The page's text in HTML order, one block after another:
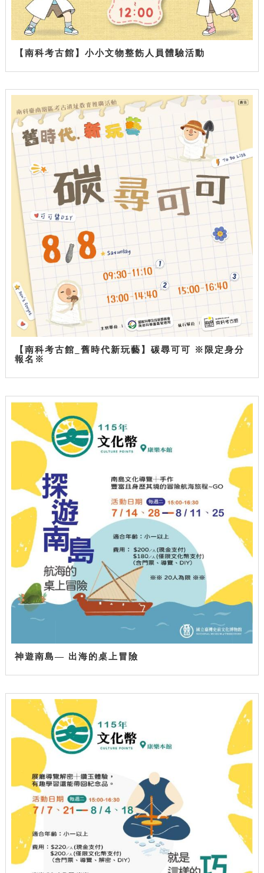
【南科考古館】小小文物整飭人員體驗活動
【南科考古館_舊時代新玩藝】碳尋可可 ※限定身分
報名※
神遊南島— 出海的桌上冒險